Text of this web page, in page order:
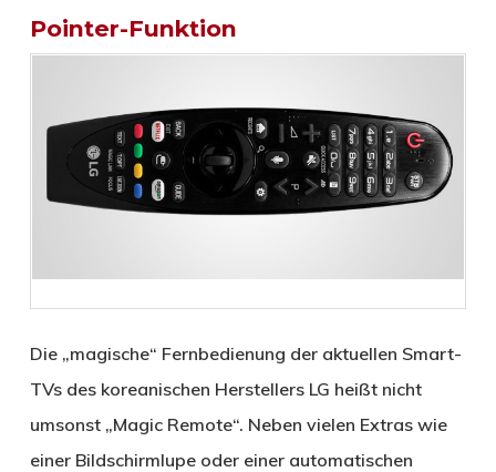
Pointer-Funktion
Die „magische“ Fernbedienung der aktuellen Smart-
TVs des koreanischen Herstellers LG heißt nicht
umsonst „Magic Remote“. Neben vielen Extras wie
einer Bildschirmlupe oder einer automatischen